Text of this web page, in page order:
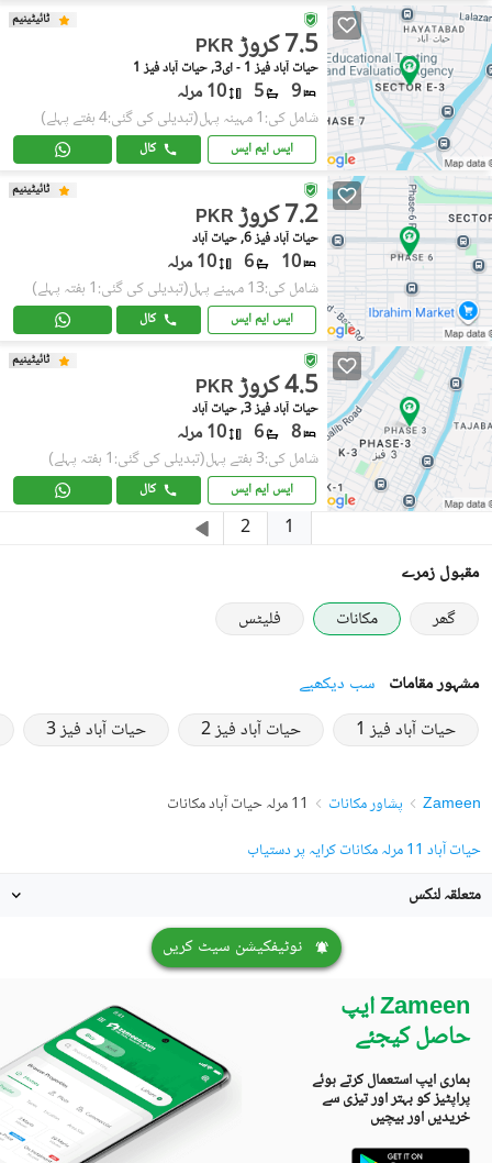
ٹائیٹینیم
PKR 7.5 کروڑ
حیات آباد فیز 1 - ای3, حیات آباد فیز 1
9
5 10 مرلہ
شامل کی:1 مہینہ پہل (تبدیلی کی گئی:4 ہفتے پہلے)
ایس ایم ایس کال
ٹائیٹینیم
PKR 7.2 کروڑ
حیات آباد فیز 6, حیات آباد
10
6 10 مرلہ
شامل کی:13 مہینے پہل (تبدیلی کی گئی:1 ہفتہ پہلے)
ایس ایم ایس کال
ٹائیٹینیم
PKR 4.5 کروڑ
حیات آباد فیز 3, حیات آباد
8
6 10 مرلہ
شامل کی:3 ہفتے پہل (تبدیلی کی گئی:1 ہفتہ پہلے)
ایس ایم ایس کال
1
2
مقبول زمرے
گھر
مکانات فلیٹس
مشہور مقامات سب دیکھیے
حیات آباد فیز 1
حیات آباد فیز 2 حیات آباد فیز 3
Zameen پشاور مکانات
11 مرلہ حیات آباد مکانات
حیات آباد 11 مرلہ مکانات کرایہ پر دستیاب
متعلقہ لنکس
نوٹیفکیشن سیٹ کریں
Zameen ایپ
حاصل کیجئے
ہماری ایپ استعمال کرتے ہوئے
پراپٹیز کو بہتر اور تیزی سے
خریدیں اور بیچیں